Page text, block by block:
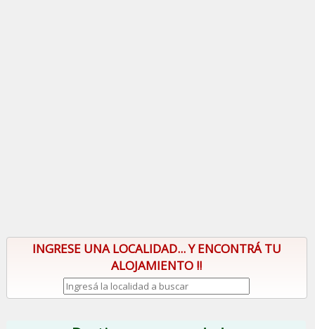
INGRESE UNA LOCALIDAD... Y ENCONTRÁ TU
ALOJAMIENTO !!